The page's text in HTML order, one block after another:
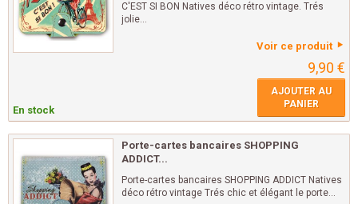
C'EST SI BON Natives déco rétro vintage. Trés
jolie...
Voir ce produit
9,90 €
En stock
AJOUTER AU
PANIER
Porte-cartes bancaires SHOPPING
ADDICT...
Porte-cartes bancaires SHOPPING ADDICT Natives
déco rétro vintage Trés chic et élégant le porte...